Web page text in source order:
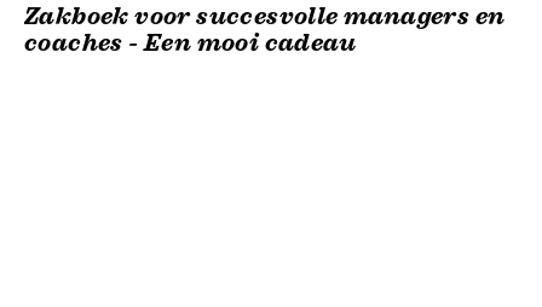
Zakboek voor succesvolle managers en
coaches - Een mooi cadeau